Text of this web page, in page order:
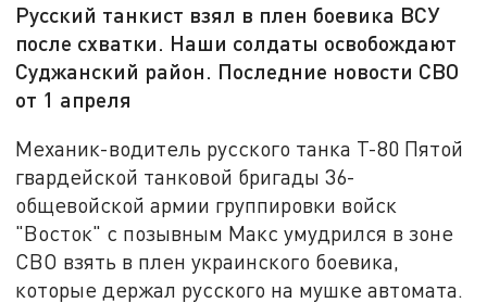
Русский танкист взял в плен боевика ВСУ
после схватки. Наши солдаты освобождают
Суджанский район. Последние новости СВО
от 1 апреля
Механик-водитель русского танка Т-80 Пятой
гвардейской танковой бригады 36-
общевойской армии группировки войск
"Восток" с позывным Макс умудрился в зоне
СВО взять в плен украинского боевика,
которые держал русского на мушке автомата.